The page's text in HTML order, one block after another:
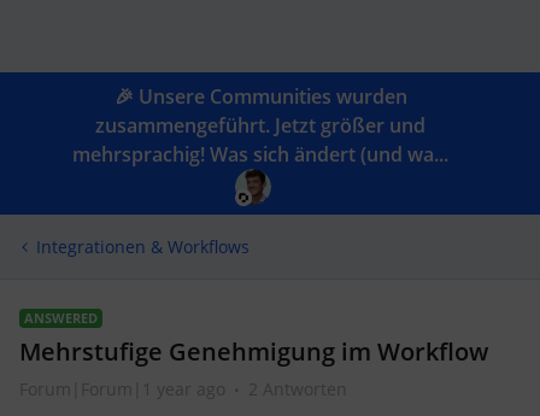
🎉 Unsere Communities wurden
zusammengeführt. Jetzt größer und
mehrsprachig! Was sich ändert (und wa...
Integrationen & Workflows
ANSWERED
Mehrstufige Genehmigung im Workflow
Forum|Forum|1 year ago 2 Antworten